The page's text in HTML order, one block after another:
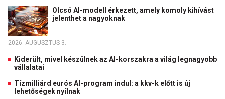
Olcsó AI-modell érkezett, amely komoly kihívást
jelenthet a nagyoknak
2026. AUGUSZTUS 3.
Kiderült, mivel készülnek az AI-korszakra a világ legnagyobb
vállalatai
Tízmilliárd eurós AI-program indul: a kkv-k előtt is új
lehetőségek nyílnak